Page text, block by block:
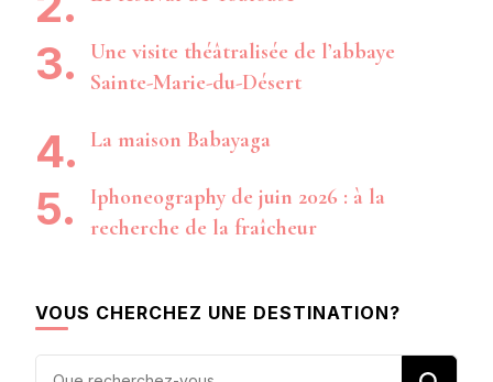
Une visite théâtralisée de l’abbaye
Sainte-Marie-du-Désert
La maison Babayaga
Iphoneography de juin 2026 : à la
recherche de la fraîcheur
VOUS CHERCHEZ UNE DESTINATION?
Vous